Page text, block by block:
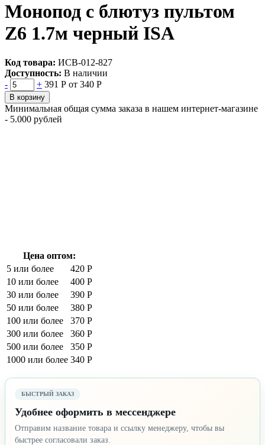
Монопод с блютуз пультом
Z6 1.7м черный ISA
Код товара: ИСВ-012-827
Доступность: В наличии
-
+ 391 Р от 340 Р
В корзину
Минимальная общая сумма заказа в нашем интернет-магазине
- 5.000 рублей
Цена оптом:
5 или более
420 Р
10 или более
400 Р
30 или более
390 Р
50 или более
380 Р
100 или более
370 Р
300 или более
360 Р
500 или более
350 Р
1000 или более 340 Р
БЫСТРЫЙ ЗАКАЗ
Удобнее оформить в мессенджере
Отправим название товара и ссылку менеджеру, чтобы вы
быстрее согласовали заказ.